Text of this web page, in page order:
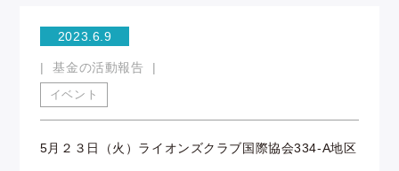
2023.6.9
基金の活動報告
イベント
5月２３日（火）ライオンズクラブ国際協会334-A地区